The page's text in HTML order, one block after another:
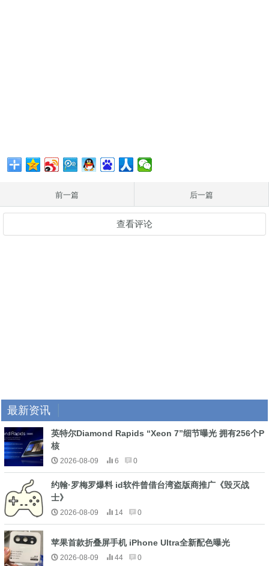
前一篇 后一篇
查看评论
最新资讯
英特尔Diamond Rapids “Xeon 7”细节曝光 拥有256个P
核
2026-08-09 6 0
约翰·罗梅罗爆料 id软件曾借台湾盗版商推广《毁灭战
士》
2026-08-09 14 0
苹果首款折叠屏手机 iPhone Ultra全新配色曝光
2026-08-09 44 0